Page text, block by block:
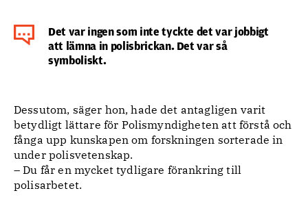
Det var ingen som inte tyckte det var jobbigt
att lämna in polisbrickan. Det var så
symboliskt.
Dessutom, säger hon, hade det antagligen varit
betydligt lättare för Polismyndigheten att förstå och
fånga upp kunskapen om forskningen sorterade in
under polisvetenskap.
– Du får en mycket tydligare förankring till
polisarbetet.